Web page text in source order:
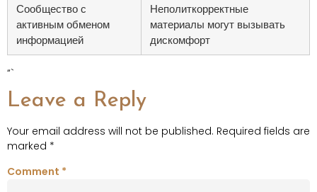
Сообщество с
активным обменом
информацией
Неполиткорректные
материалы могут вызывать
дискомфорт
“`
Leave a Reply
Your email address will not be published. Required fields are
marked *
Comment *